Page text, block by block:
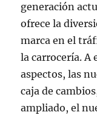
generación
ofrece la
marca en el
la carrocería.
aspectos, las
caja de
ampliado, el